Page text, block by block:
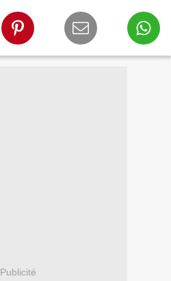
Publicité